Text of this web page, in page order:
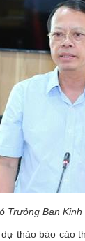
Trưởng Ban
thảo báo cáo